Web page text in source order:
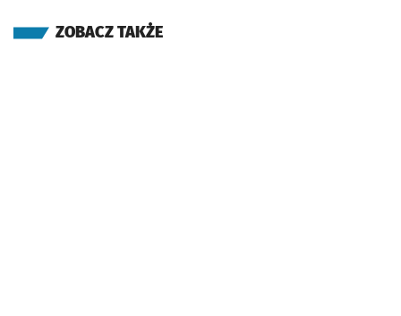
ZOBACZ TAKŻE